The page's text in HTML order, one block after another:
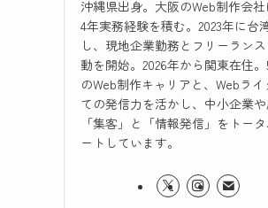
沖縄県出身。大阪のWeb制作会
4年実務経験を積む。2023年に台
し、現地企業勤務とフリーラン
動を開始。2026年から関東在住
のWeb制作キャリアと、Webライ
ての発信力を活かし、中小企業
「集客」と「情報発信」をトー
ートしています。